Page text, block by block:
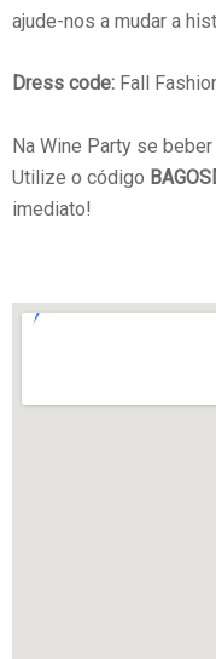
ajude-nos a mudar a
Dress code: Fall
Na Wine Party se
Utilize o código
imediato!